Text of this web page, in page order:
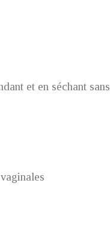
et en séchant sans